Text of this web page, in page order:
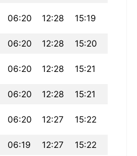
06:20 12:28 15:19
06:20 12:28 15:20
06:20 12:28 15:21
06:20 12:28 15:21
06:20 12:27 15:22
06:19 12:27 15:22